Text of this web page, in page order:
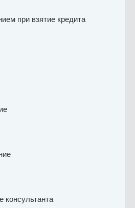
при взятие кредита
консультанта